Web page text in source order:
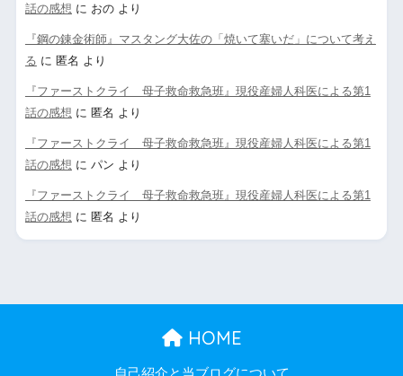
話の感想 に おのより
『鋼の錬金術師』マスタング大佐の「焼いて塞いだ」について考え
る に 匿名 より
『ファーストクライ 母子救命救急班』現役産婦人科医による第1
話の感想 に 匿名 より
『ファーストクライ 母子救命救急班』現役産婦人科医による第1
話の感想 に パン より
『ファーストクライ 母子救命救急班』現役産婦人科医による第1
話の感想 に 匿名 より
HOME